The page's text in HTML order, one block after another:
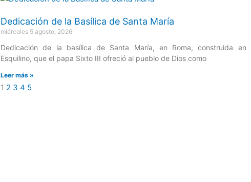
Dedicación de la Basílica de Santa María
miércoles 5 agosto, 2026
Dedicación de la basílica de Santa María, en Roma, construida en
Esquilino, que el papa Sixto III ofreció al pueblo de Dios como
Leer más »
1 2 3 4 5